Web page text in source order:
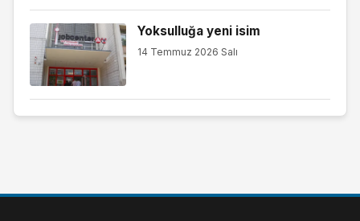
Yoksulluğa yeni isim
14 Temmuz 2026 Salı